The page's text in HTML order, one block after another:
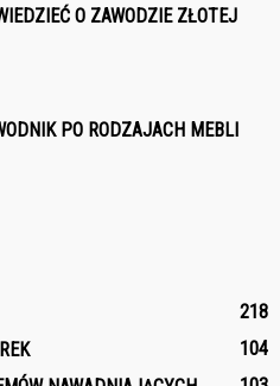
O ZAWODZIE ZŁOTEJ
PO RODZAJACH MEBLI
218
104